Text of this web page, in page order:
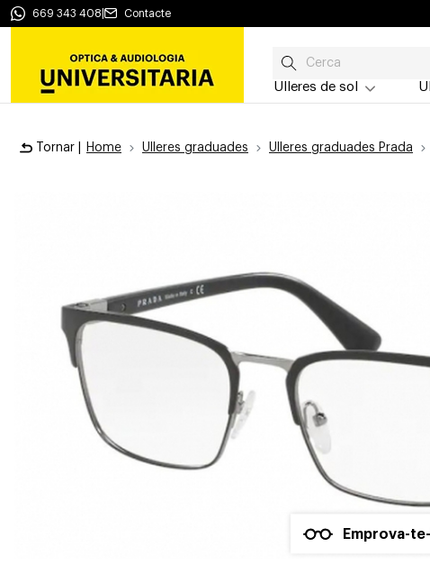
669 343 408 Contacte
Ulleres de sol
Tornar | Home Ulleres graduades Ulleres graduades Prada
Emprova-